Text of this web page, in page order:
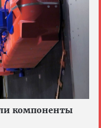
компоненты